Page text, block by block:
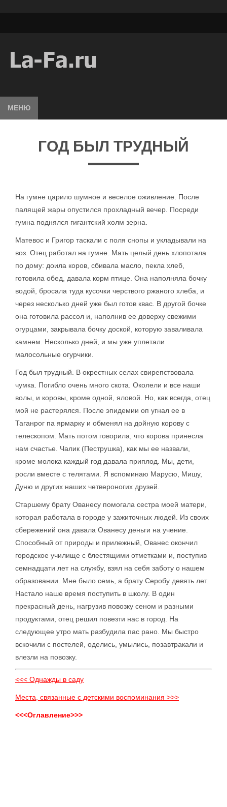
МЕНЮ
ГОД БЫЛ ТРУДНЫЙ
На гумне царило шумное и веселое оживление. После
палящей жары опустился прохладный вечер. Посреди
гумна поднялся гигантский холм зерна.
Матевос и Григор таскали с поля снопы и укладывали на
воз. Отец работал на гумне. Мать целый день хлопотала
по дому: доила коров, сбивала масло, пекла хлеб,
готовила обед, давала корм птице. Она наполняла бочку
водой, бросала туда кусочки черствого ржаного хлеба, и
через несколько дней уже был готов квас. В другой бочке
она готовила рассол и, наполнив ее доверху свежими
огурцами, закрывала бочку доской, которую заваливала
камнем. Несколько дней, и мы уже уплетали
малосольные огурчики.
Год был трудный. В окрестных селах свирепствовала
чумка. Погибло очень много скота. Околели и все наши
волы, и коровы, кроме одной, яловой. Но, как всегда, отец
мой не растерялся. После эпидемии оп угнал ее в
Таганрог па ярмарку и обменял на дойную корову с
телескопом. Мать потом говорила, что корова принесла
нам счастье. Чалик (Пеструшка), как мы ее назвали,
кроме молока каждый год давала приплод. Мы, дети,
росли вместе с телятами. Я вспоминаю Марусю, Мишу,
Дуню и других наших четвероногих друзей.
Старшему брату Ованесу помогала сестра моей матери,
которая работала в городе у зажиточных людей. Из своих
сбережений она давала Ованесу деньги на учение.
Способный от природы и прилежный, Ованес окончил
городское училище с блестящими отметками и, поступив
семнадцати лет на службу, взял на себя заботу о нашем
образовании. Мне было семь, а брату Серобу девять лет.
Настало наше время поступить в школу. В один
прекрасный день, нагрузив повозку сеном и разными
продуктами, отец решил повезти нас в город. На
следующее утро мать разбудила пас рано. Мы быстро
вскочили с постелей, оделись, умылись, позавтракали и
влезли на повозку.
<<< Однажды в саду
Места, связанные с детскими воспоминания >>>
<<<Оглавление>>>